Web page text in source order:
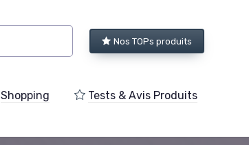
Nos TOPs produits
Shopping Tests & Avis Produits